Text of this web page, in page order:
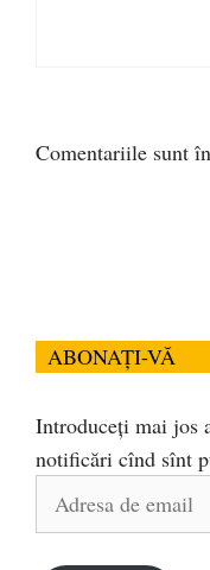
Comentariile sunt
ABONAȚI-VĂ
Introduceți mai jos
notificări cînd sînt
Adresa